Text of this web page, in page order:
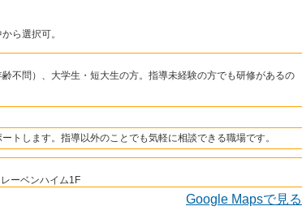
ら選択可。
不問）、大学生・短大生の方。指導未経験の方でも研修があるの
トします。指導以外のことでも気軽に相談できる職場です。
ーベンハイム1F
Google Mapsで見る